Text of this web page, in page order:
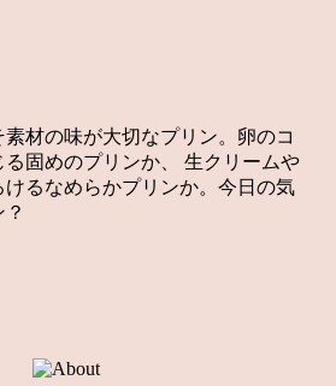
材の味が大切なプリン。卵のコ
固めのプリンか、
生クリームや
るなめらかプリンか。今日の気